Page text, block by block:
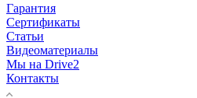
Гарантия
Сертификаты
Статьи
Видеоматериалы
Мы на Drive2
Контакты